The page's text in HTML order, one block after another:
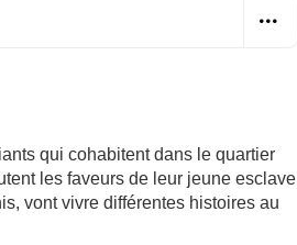
qui cohabitent dans le quartier
les faveurs de leur jeune esclave
vont vivre différentes histoires au